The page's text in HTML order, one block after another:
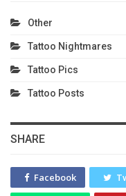
Other
Tattoo Nightmares
Tattoo Pics
Tattoo Posts
SHARE
Facebook